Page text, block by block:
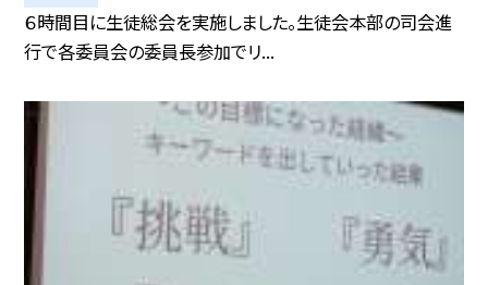
６時間目に生徒総会を実施しました。生徒会本部の司会進
行で各委員会の委員長参加でリ...